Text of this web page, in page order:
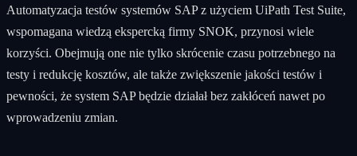
Automatyzacja testów systemów SAP z użyciem UiPath Test Suite,
wspomagana wiedzą ekspercką firmy SNOK, przynosi wiele
korzyści. Obejmują one nie tylko skrócenie czasu potrzebnego na
testy i redukcję kosztów, ale także zwiększenie jakości testów i
pewności, że system SAP będzie działał bez zakłóceń nawet po
wprowadzeniu zmian.